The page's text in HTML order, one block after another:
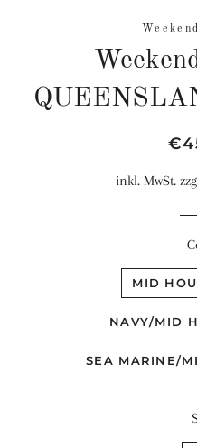
inkl. MwSt.
MID
NAVY/MID
SEA MARINE/